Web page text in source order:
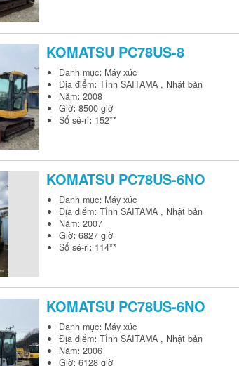
KOMATSU PC78US-8
Danh mục: Máy xúc
Địa điểm: Tỉnh SAITAMA , Nhật bản
Năm: 2008
Giờ: 8500 giờ
Số sê-ri: 152**
KOMATSU PC78US-6NO
Danh mục: Máy xúc
Địa điểm: Tỉnh SAITAMA , Nhật bản
Năm: 2007
Giờ: 6827 giờ
Số sê-ri: 114**
KOMATSU PC78US-6NO
Danh mục: Máy xúc
Địa điểm: Tỉnh SAITAMA , Nhật bản
Năm: 2006
Giờ: 6128 giờ